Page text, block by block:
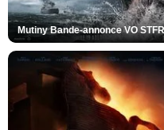
Mutiny Bande-annonce VO STFR